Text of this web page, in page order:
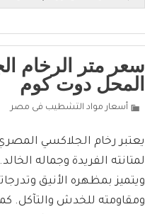
سعر متر الرخام
المحل دوت كوم
أسعار مواد التشطيب فى مصر
يعتبر رخام الجلاكسي
لمتانته الفريدة وجماله
ويتميز بمظهره الأنيق
ومقاومته للخدش والتآكل.